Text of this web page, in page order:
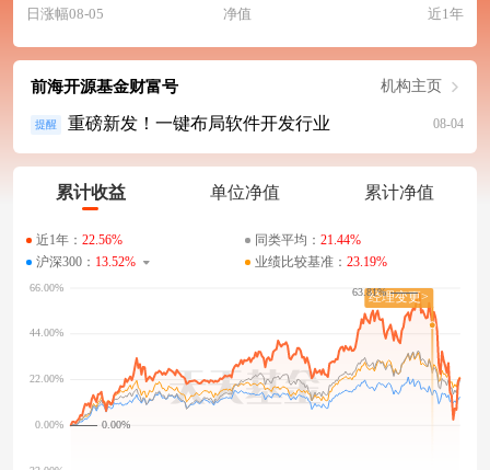
日涨幅08-05 净值 近1年
前海开源基金财富号 机构主页
提醒 重磅新发！一键布局软件开发行业 08-04
累计收益 单位净值 累计净值
近1年： 22.56% 同类平均： 21.44%
沪深300： 13.52% 业绩比较基准： 23.19%
0.00%
63.81%